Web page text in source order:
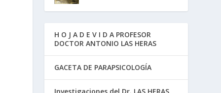
H O J A D E V I D A PROFESOR
DOCTOR ANTONIO LAS HERAS
GACETA DE PARAPSICOLOGÍA